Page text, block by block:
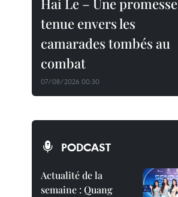
Hai Le – Une promesse
tenue envers les
camarades tombés au
combat
07/08/2026 00:30
PODCAST
Actualité de la
semaine : Quang